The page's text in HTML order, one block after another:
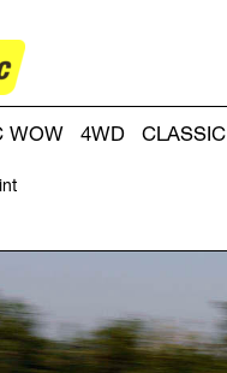
WOW 4WD CLASSIC